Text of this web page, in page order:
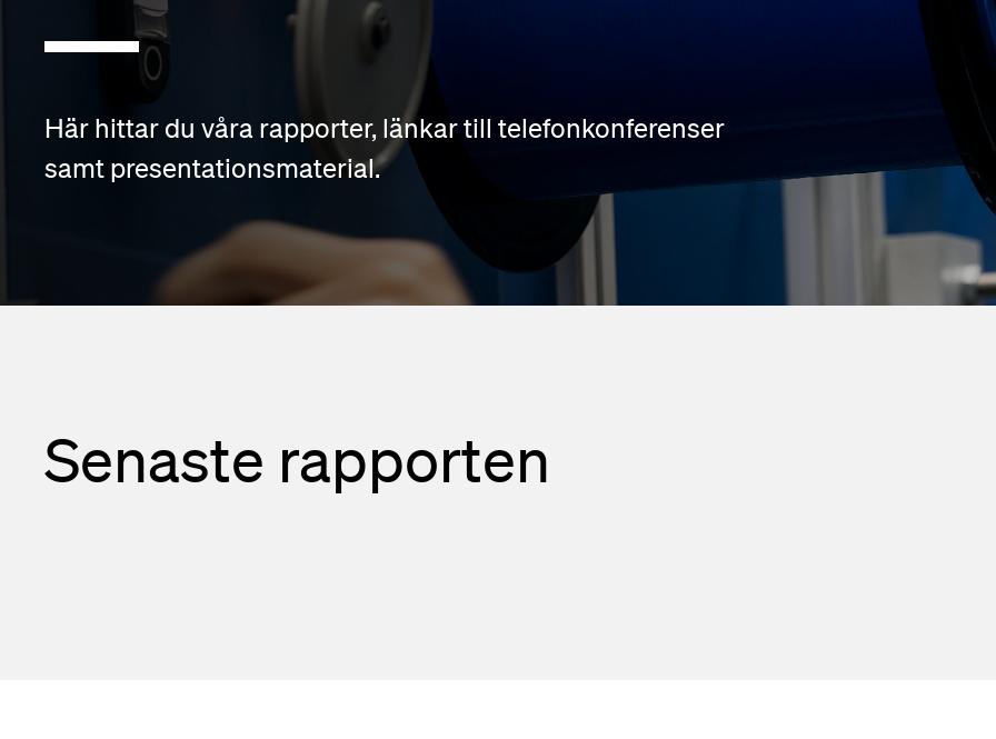
Prenumerera på pressmeddelanden
Kontaktpersoner
Här hittar du våra rapporter, länkar till telefonkonferenser
samt presentationsmaterial.
Senaste rapporten